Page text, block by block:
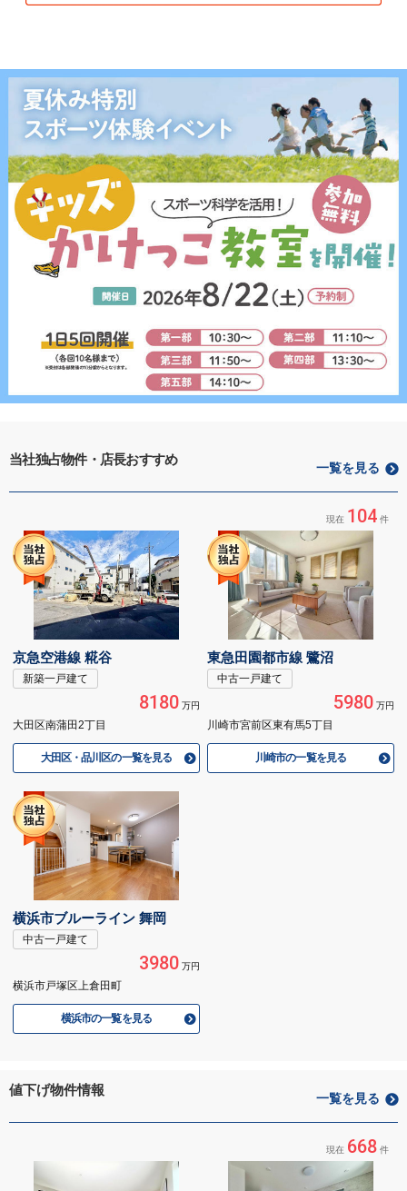
当社独占物件・店長おすすめ
一覧を見る
現在 104 件
京急空港線 糀谷
新築一戸建て
8180万円
大田区南蒲田2丁目
大田区・品川区の一覧を見る
東急田園都市線 鷺沼
中古一戸建て
5980万円
川崎市宮前区東有馬5丁目
川崎市の一覧を見る
横浜市ブルーライン 舞岡
中古一戸建て
3980万円
横浜市戸塚区上倉田町
横浜市の一覧を見る
値下げ物件情報
一覧を見る
現在 668 件